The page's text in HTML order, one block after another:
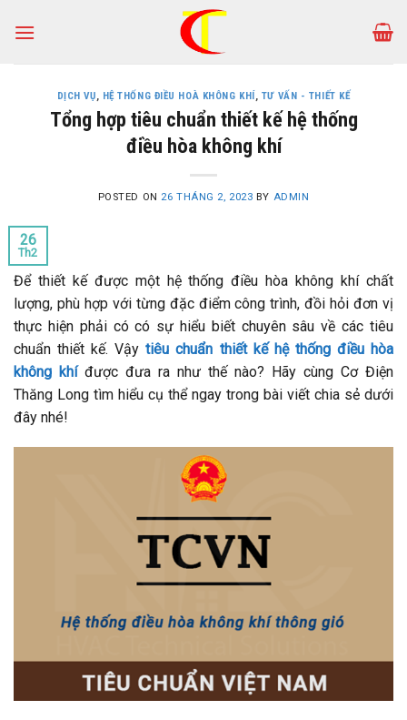
DỊCH VỤ, HỆ THỐNG ĐIỀU HOÀ KHÔNG KHÍ, TƯ VẤN - THIẾT KẾ
Tổng hợp tiêu chuẩn thiết kế hệ thống
điều hòa không khí
POSTED ON 26 THÁNG 2, 2023 BY ADMIN
26
Th2
Để thiết kế được một hệ thống điều hòa không khí chất
lượng, phù hợp với từng đặc điểm công trình, đồi hỏi đơn vị
thực hiện phải có có sự hiểu biết chuyên sâu về các tiêu
chuẩn thiết kế. Vậytiêu chuẩn thiết kế hệ thống điều hòa
không khíđược đưa ra như thế nào? Hãy cùng Cơ Điện
Thăng Long tìm hiểu cụ thể ngay trong bài viết chia sẻ dưới
đây nhé!